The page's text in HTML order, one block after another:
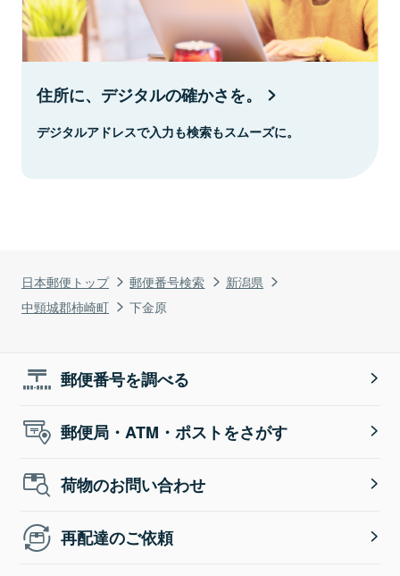
日本郵便トップ 郵便番号検索
新潟県
中頸城郡柿崎町
下金原
住所に、デジタルの確かさを。
デジタルアドレスで入力も検索もスムーズに。
郵便番号を調べる
郵便局・ATM・ポストをさがす
荷物のお問い合わせ
再配達のご依頼